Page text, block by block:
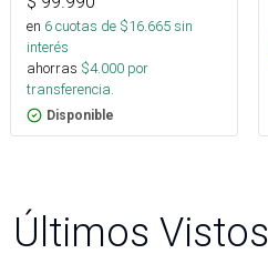
en 6cuotas de $16.665sin
interés
ahorras $4.000 por
transferencia.
Disponible
Últimos Vistos